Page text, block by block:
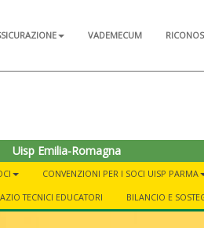
VADEMECUM
Uisp Emilia-Romagna
CONVENZIONI PER I SOCI UISP PARMA
TECNICI EDUCATORI BILANCIO E